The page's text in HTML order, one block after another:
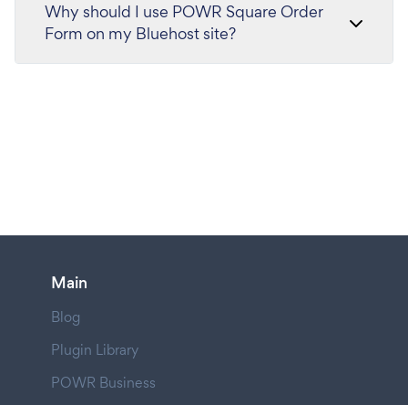
Why should I use POWR Square Order
Form on my Bluehost site?
Main
Blog
Plugin Library
POWR Business